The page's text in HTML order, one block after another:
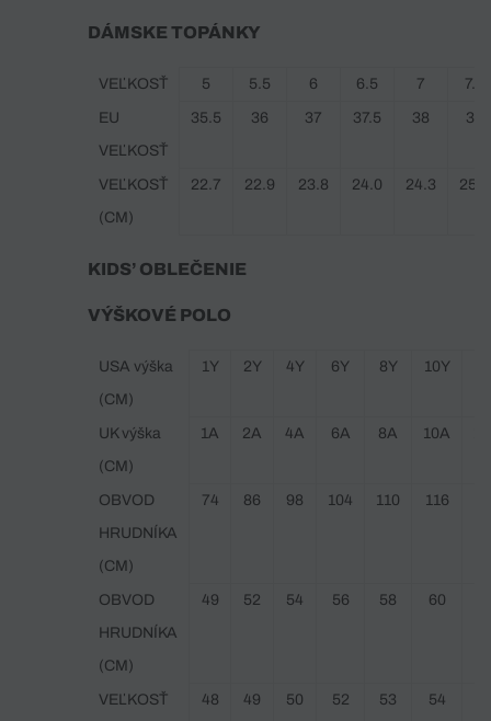
DÁMSKE TOPÁNKY
VEĽKOSŤ 5 5.5 6 6.5 7 7.5
EU
VEĽKOSŤ
35.5 36 37 37.5 38 39
VEĽKOSŤ
(CM)
22.7 22.9 23.8 24.0 24.3 25.1
KIDS’ OBLEČENIE
VÝŠKOVÉ POLO
USA výška
(CM)
1Y 2Y 4Y 6Y 8Y 10Y
UK výška
(CM)
1A 2A 4A 6A 8A 10A
OBVOD
HRUDNÍKA
(CM)
74 86 98 104 110 116
OBVOD
HRUDNÍKA
(CM)
49 52 54 56 58 60
VEĽKOSŤ
48 49 50 52 53 54